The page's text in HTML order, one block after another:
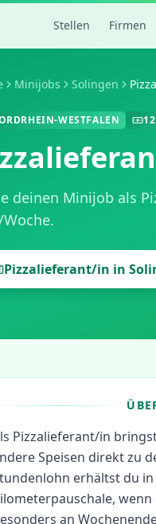
Stellen Firmen
Minijobs Solingen
WESTFALEN 12
deinen Minijob als
.
Pizzalieferant/in in
Pizzalieferant/in
Speisen direkt zu
erhältst du
an